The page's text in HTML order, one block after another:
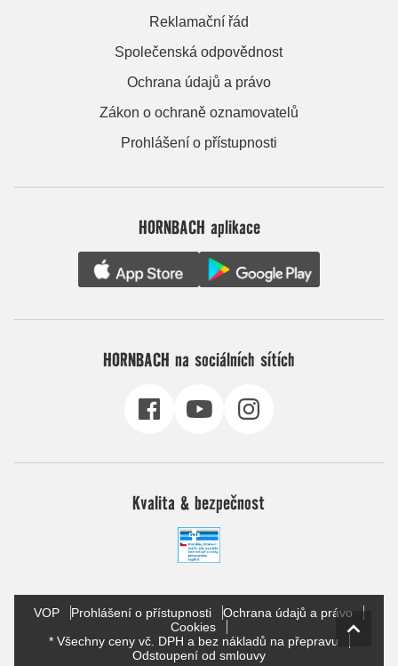
Reklamační řád
Společenská odpovědnost
Ochrana údajů a právo
Zákon o ochraně oznamovatelů
Prohlášení o přístupnosti
HORNBACH aplikace
HORNBACH na sociálních sítích
Kvalita & bezpečnost
VOP Prohlášení o přístupnosti
Ochrana údajů a právo
Cookies
* Všechny ceny vč. DPH a bez nákladů na přepravu
Odstoupení od smlouvy